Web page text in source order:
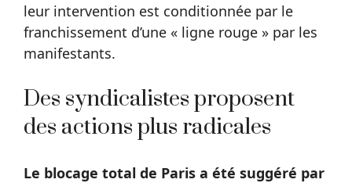
leur intervention est conditionnée par le
franchissement d’une « ligne rouge » par les
manifestants.
Des syndicalistes proposent
des actions plus radicales
Le blocage total de Paris a été suggéré par